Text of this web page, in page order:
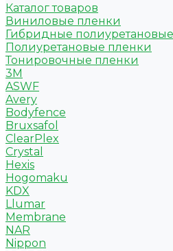
Каталог товаров
Виниловые пленки
Гибридные
Полиуретановые пленки
Тонировочные пленки
3M
ASWF
Avery
Bodyfence
Bruxsafol
ClearPlex
Crystal
Hexis
Hogomaku
KDX
Llumar
Membrane
NAR
Nippon